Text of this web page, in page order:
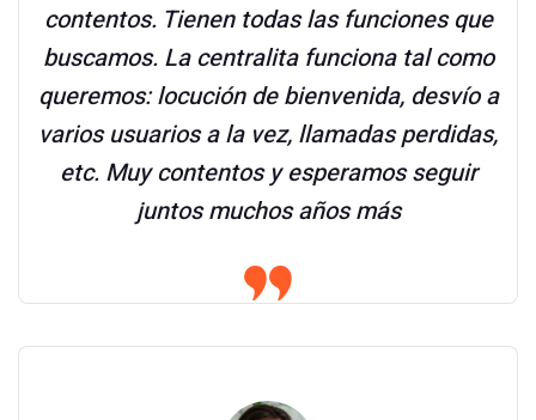
contentos. Tienen todas las funciones que
buscamos. La centralita funciona tal como
queremos: locución de bienvenida, desvío a
varios usuarios a la vez, llamadas perdidas,
etc. Muy contentos y esperamos seguir
juntos muchos años más